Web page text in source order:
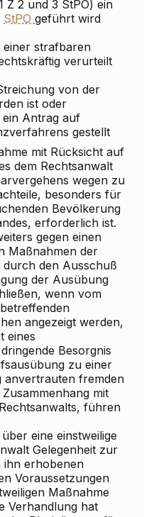
Z 2 und 3 StPO) ein
StPO geführt wird
einer strafbaren
verurteilt
von der
ist oder
ein Antrag auf
gestellt
mit Rücksicht auf
dem Rechtsanwalt
wegen zu
besonders für
Bevölkerung
erforderlich ist.
gegen einen
Maßnahmen der
den Ausschuß
der Ausübung
wenn vom
angezeigt werden,
eines
Besorgnis
zu einer
anvertrauten fremden
mit
führen
eine einstweilige
Gelegenheit zur
ihn erhobenen
Voraussetzungen
Maßnahme
Verhandlung hat